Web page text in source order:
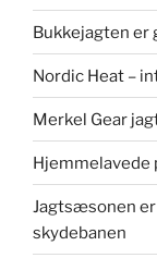
Bukkejagten er
Nordic Heat –
Merkel Gear
Jagtsæsonen
skydebanen